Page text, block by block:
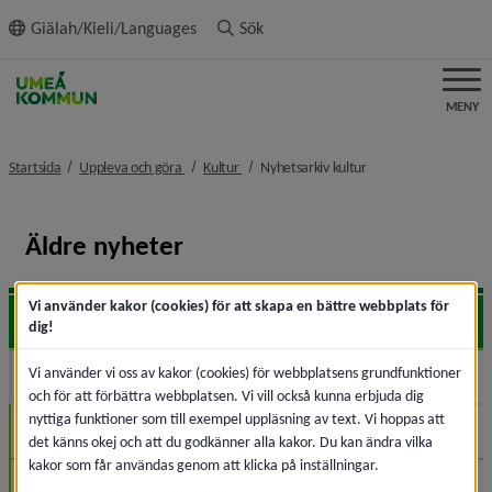
innehållet
Giälah/Kieli/Languages Sök
MENY
Startsida Uppleva och göra nivå i brödsmulenavigeringen
Kultur nivå i brödsmulenavigeringen
Nyhetsarkiv kulturnivå i
Äldre nyheter
2026
2025
November (1)
Vi använder kakor (cookies) för att skapa en bättre webbplats för
dig!
Vi använder vi oss av kakor (cookies) för webbplatsens grundfunktioner
och för att förbättra webbplatsen. Vi vill också kunna erbjuda dig
nyttiga funktioner som till exempel uppläsning av text. Vi hoppas att
det känns okej och att du godkänner alla kakor. Du kan ändra vilka
kakor som får användas genom att klicka på inställningar.